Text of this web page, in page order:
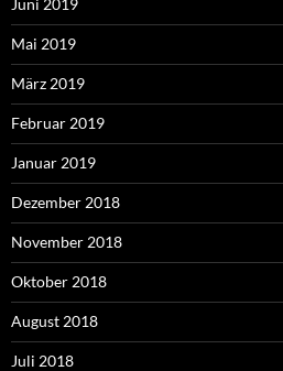
Mai 2019
März 2019
Februar 2019
Januar 2019
Dezember 2018
November 2018
Oktober 2018
August 2018
Juli 2018